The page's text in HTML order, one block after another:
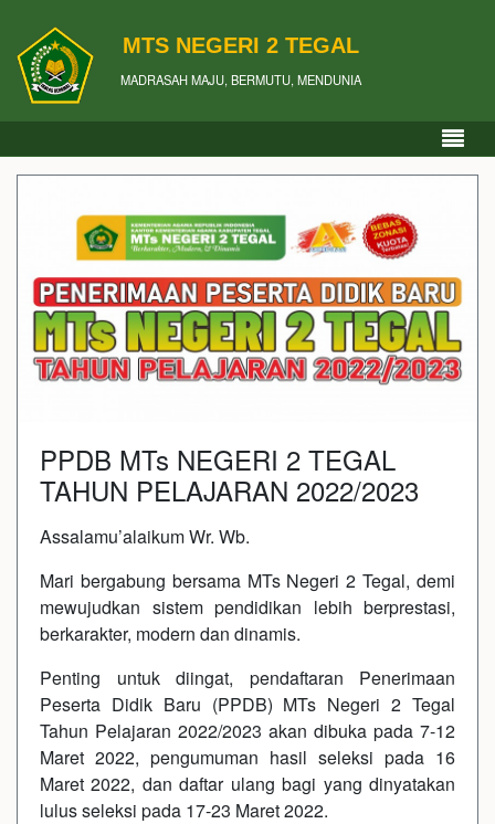
MTS NEGERI 2 TEGAL
MADRASAH MAJU, BERMUTU, MENDUNIA
PPDB MTs NEGERI 2 TEGAL
TAHUN PELAJARAN 2022/2023
Assalamu’alaikum Wr. Wb.
Mari bergabung bersama MTs Negeri 2 Tegal, demi
mewujudkan sistem pendidikan lebih berprestasi,
berkarakter, modern dan dinamis.
Penting untuk diingat, pendaftaran Penerimaan
Peserta Didik Baru (PPDB) MTs Negeri 2 Tegal
Tahun Pelajaran 2022/2023 akan dibuka pada 7-12
Maret 2022, pengumuman hasil seleksi pada 16
Maret 2022, dan daftar ulang bagi yang dinyatakan
lulus seleksi pada 17-23 Maret 2022.